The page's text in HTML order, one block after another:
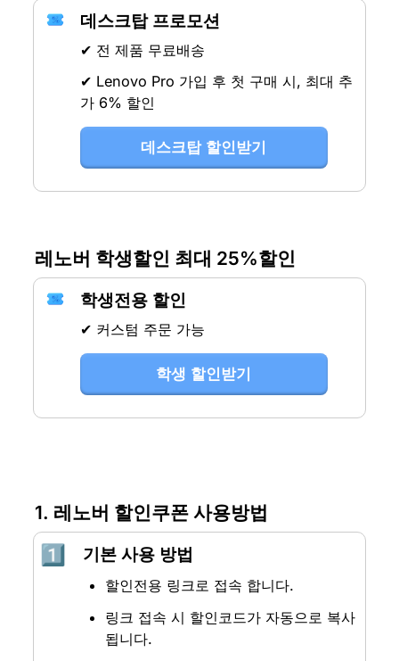
데스크탑 프로모션
✔ 전 제품 무료배송
✔ Lenovo Pro 가입 후 첫 구매 시, 최대 추
가 6% 할인
데스크탑 할인받기
레노버 학생할인 최대 25%할인
학생전용 할인
✔ 커스텀 주문 가능
학생 할인받기
1. 레노버 할인쿠폰 사용방법
1️⃣ 기본 사용 방법
할인전용 링크로 접속 합니다.
링크 접속 시 할인코드가 자동으로 복사
됩니다.